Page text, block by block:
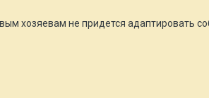
хозяевам не придется адаптировать